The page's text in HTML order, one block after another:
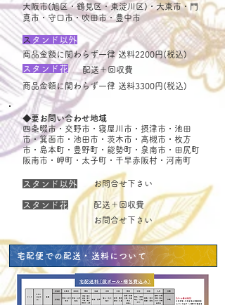
大阪市(旭区・鶴見区・東淀川区) ・大東市・門
真市・守口市・吹田市・豊中市
​ スタンド以外
商品金額に関わらず一律 送料2200円(税込)
​スタンド花
配送＋回収費
商品金額に関わらず一律 送料3300円(税込)
◆要お問い合わせ地域
四条畷市・交野市・寝屋川市・摂津市・池田
市・箕面市・池田市・茨木市・高槻市・枚方
市・島本町・豊野町・能勢町・泉南市・田尻町​
阪南市・岬町・ 太子町・千早赤阪村・河南町
​スタンド以外 お問合せ下さい
​スタンド花
配送＋回収費
お問合せ下さい
宅配便での配送・送料について